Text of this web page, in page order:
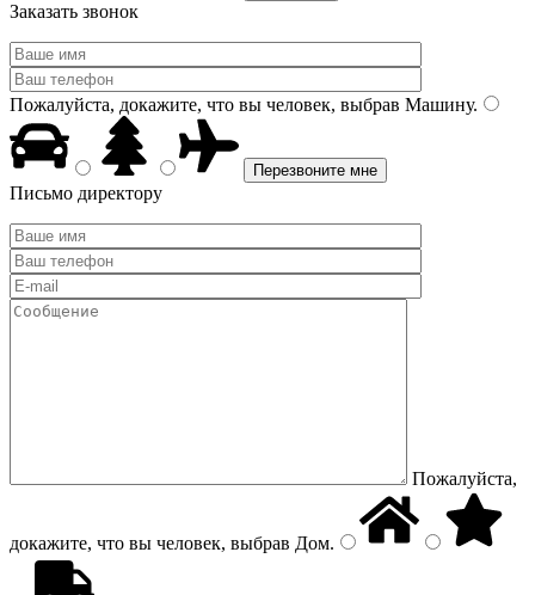
Заказать звонок
Пожалуйста, докажите, что вы человек, выбрав Машину.
Письмо директору
Пожалуйста,
докажите, что вы человек, выбрав Дом.